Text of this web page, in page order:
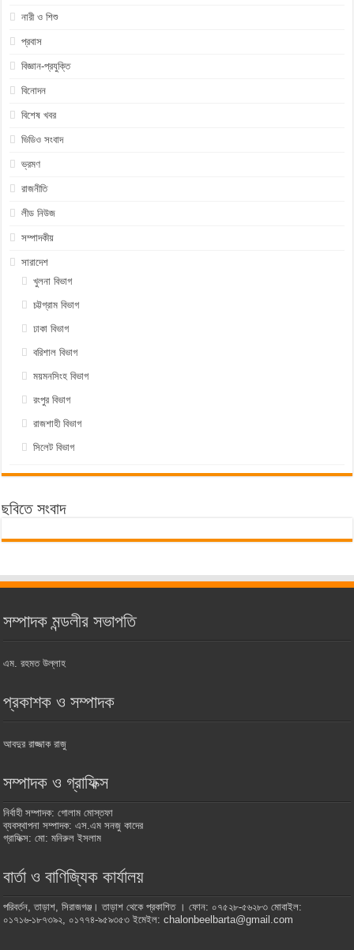
নারী ও শিশু
প্রবাস
বিজ্ঞান-প্রযুক্তি
বিনোদন
বিশেষ খবর
ভিডিও সংবাদ
ভ্রমণ
রাজনীতি
লীড নিউজ
সম্পাদকীয়
সারাদেশ
খুলনা বিভাগ
চট্টগ্রাম বিভাগ
ঢাকা বিভাগ
বরিশাল বিভাগ
ময়মনসিংহ বিভাগ
রংপুর বিভাগ
রাজশাহী বিভাগ
সিলেট বিভাগ
ছবিতে সংবাদ
সম্পাদক মন্ডলীর সভাপতি
এম. রহমত উল্লাহ
প্রকাশক ও সম্পাদক
আবদুর রাজ্জাক রাজু
সম্পাদক ও গ্রাফিক্স
নির্বাহী সম্পাদক: গোলাম মোস্তফা
ব্যবস্থাপনা সম্পাদক: এস.এম সনজু কাদের
গ্রাফিক্স: মো: মনিরুল ইসলাম
বার্তা ও বাণিজ্যিক কার্যালয়
পরিবর্তন, তাড়াশ, সিরাজগঞ্জ। তাড়াশ থেকে প্রকাশিত । ফোন: ০৭৫২৮-৫৬২৮৩ মোবাইল:
০১৭১৬-১৮৭৩৯২, ০১৭৭৪-৯৫৯৩৫৩ ইমেইল: chalonbeelbarta@gmail.com